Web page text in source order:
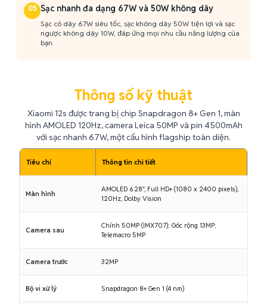
05 Sạc nhanh đa dạng 67W và 50W không dây
Sạc có dây 67W siêu tốc, sạc không dây 50W tiện lợi và sạc
ngược không dây 10W, đáp ứng mọi nhu cầu năng lượng của
bạn.
Thông số kỹ thuật
Xiaomi 12s được trang bị chip Snapdragon 8+ Gen 1, màn
hình AMOLED 120Hz, camera Leica 50MP và pin 4500mAh
với sạc nhanh 67W, một cấu hình flagship toàn diện.
Tiêu chí Thông tin chi tiết
Màn hình
AMOLED 6.28", Full HD+ (1080 x 2400 pixels),
120Hz, Dolby Vision
Camera sau
Chính 50MP (IMX707); Góc rộng 13MP;
Telemacro 5MP
Camera trước 32MP
Bộ vi xử lý Snapdragon 8+ Gen 1 (4 nm)